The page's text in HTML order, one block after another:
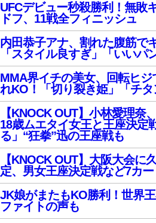
UFCデビュー秒殺勝利！無敗
ドフ、11戦全フィニッシュ
内田恭子アナ、割れた腹筋で
「スタイル良すぎ」「いいパ
MMA界イチの美女、回転ヒ
れKO！「切り裂き姫」「チタ
【KNOCK OUT】小林愛理奈
18歳ムエタイ女王と王座決定
る」“狂拳”迅の王座戦も
【KNOCK OUT】大阪大会に
定、男女王座決定戦など7カ
JK娘がまたもKO勝利！世界
ファイトの声も